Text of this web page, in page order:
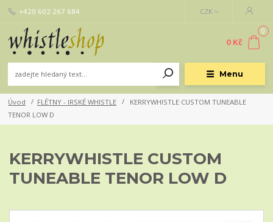
Menu
CZK
+420 602 267 684
0
0 Kč
Úvod FLÉTNY - IRSKÉ WHISTLE
KERRYWHISTLE CUSTOM TUNEABLE
TENOR LOW D
KERRYWHISTLE CUSTOM
TUNEABLE TENOR LOW D